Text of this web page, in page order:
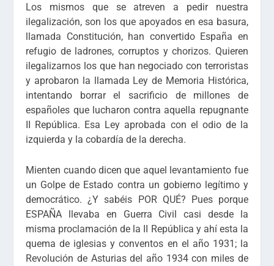
Los mismos que se atreven a pedir nuestra
ilegalización, son los que apoyados en esa basura,
llamada Constitución, han convertido España en
refugio de ladrones, corruptos y chorizos. Quieren
ilegalizarnos los que han negociado con terroristas
y aprobaron la llamada Ley de Memoria Histórica,
intentando borrar el sacrificio de millones de
españoles que lucharon contra aquella repugnante
II República. Esa Ley aprobada con el odio de la
izquierda y la cobardía de la derecha.
Mienten cuando dicen que aquel levantamiento fue
un Golpe de Estado contra un gobierno legítimo y
democrático. ¿Y sabéis POR QUÉ? Pues porque
ESPAÑA llevaba en Guerra Civil casi desde la
misma proclamación de la II República y ahí esta la
quema de iglesias y conventos en el año 1931; la
Revolución de Asturias del año 1934 con miles de